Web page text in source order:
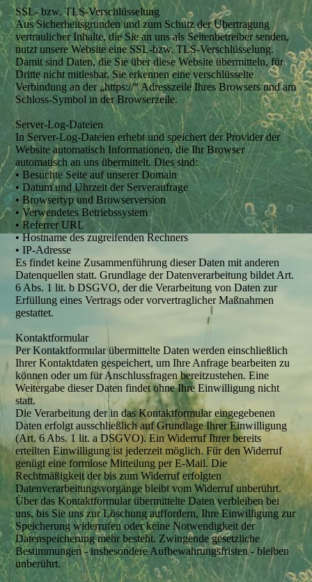
SSL- bzw. TLS-Verschlüsselung
Aus Sicherheitsgründen und zum Schutz der Übertragung
vertraulicher Inhalte, die Sie an uns als Seitenbetreiber senden,
nutzt unsere Website eine SSL-bzw. TLS-Verschlüsselung.
Damit sind Daten, die Sie über diese Website übermitteln, für
Dritte nicht mitlesbar. Sie erkennen eine verschlüsselte
Verbindung an der „https://“ Adresszeile Ihres Browsers und am
Schloss-Symbol in der Browserzeile.
Server-Log-Dateien
In Server-Log-Dateien erhebt und speichert der Provider der
Website automatisch Informationen, die Ihr Browser
automatisch an uns übermittelt. Dies sind:
• Besuchte Seite auf unserer Domain
• Datum und Uhrzeit der Serveranfrage
• Browsertyp und Browserversion
• Verwendetes Betriebssystem
• Referrer URL
• Hostname des zugreifenden Rechners
• IP-Adresse
Es findet keine Zusammenführung dieser Daten mit anderen
Datenquellen statt. Grundlage der Datenverarbeitung bildet Art.
6 Abs. 1 lit. b DSGVO, der die Verarbeitung von Daten zur
Erfüllung eines Vertrags oder vorvertraglicher Maßnahmen
gestattet.
Kontaktformular
Per Kontaktformular übermittelte Daten werden einschließlich
Ihrer Kontaktdaten gespeichert, um Ihre Anfrage bearbeiten zu
können oder um für Anschlussfragen bereitzustehen. Eine
Weitergabe dieser Daten findet ohne Ihre Einwilligung nicht
statt.
Die Verarbeitung der in das Kontaktformular eingegebenen
Daten erfolgt ausschließlich auf Grundlage Ihrer Einwilligung
(Art. 6 Abs. 1 lit. a DSGVO). Ein Widerruf Ihrer bereits
erteilten Einwilligung ist jederzeit möglich. Für den Widerruf
genügt eine formlose Mitteilung per E-Mail. Die
Rechtmäßigkeit der bis zum Widerruf erfolgten
Datenverarbeitungsvorgänge bleibt vom Widerruf unberührt.
Über das Kontaktformular übermittelte Daten verbleiben bei
uns, bis Sie uns zur Löschung auffordern, Ihre Einwilligung zur
Speicherung widerrufen oder keine Notwendigkeit der
Datenspeicherung mehr besteht. Zwingende gesetzliche
Bestimmungen - insbesondere Aufbewahrungsfristen - bleiben
unberührt.